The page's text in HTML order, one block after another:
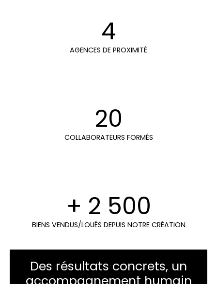
4
AGENCES DE PROXIMITÉ
20
COLLABORATEURS FORMÉS
+ 2 500
BIENS VENDUS/LOUÉS DEPUIS NOTRE CRÉATION
Des résultats concrets, un